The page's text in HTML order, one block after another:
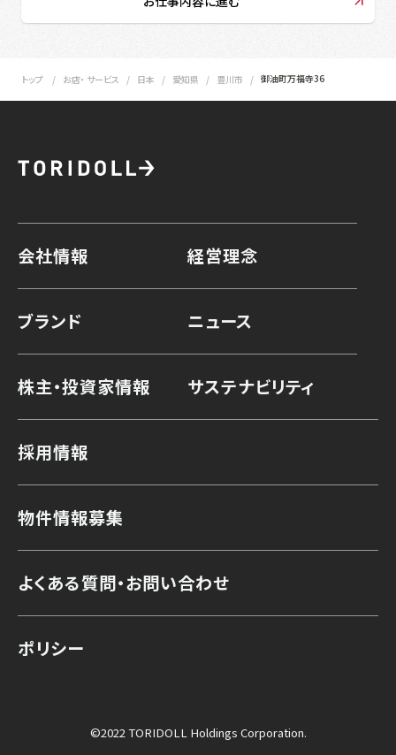
トップ お店・ サービス 日本 愛知県 豊川市 御油町万福寺36
会社情報 経営理念
ブランド ニュース
株主・投資家情報 サステナビリティ
採用情報
物件情報募集
よくある質問・お問い合わせ
ポリシー
©2022 TORIDOLL Holdings Corporation.